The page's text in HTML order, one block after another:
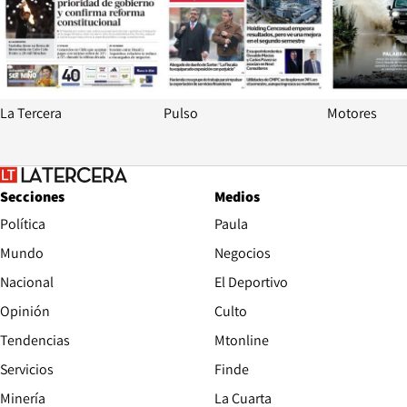
La Tercera Pulso Motores
Secciones
Política
Mundo
Nacional
Opinión
Tendencias
Servicios
Minería
Medios
Paula
Negocios
El Deportivo
Culto
Mtonline
Finde
La Cuarta